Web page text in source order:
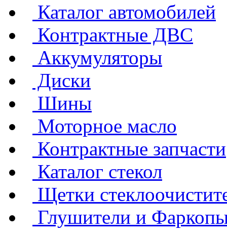
Каталог автомобилей
Контрактные ДВС
Аккумуляторы
Диски
Шины
Моторное масло
Контрактные запчасти
Каталог стекол
Щетки
Глушители и